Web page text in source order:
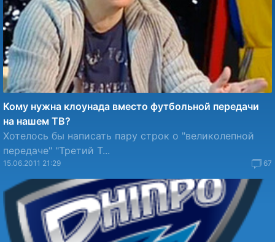
Кому нужна клоунада вместо футбольной передачи
на нашем ТВ?
Хотелось бы написать пару строк о "великолепной
передаче" "Третий Т...
15.06.2011 21:29 67